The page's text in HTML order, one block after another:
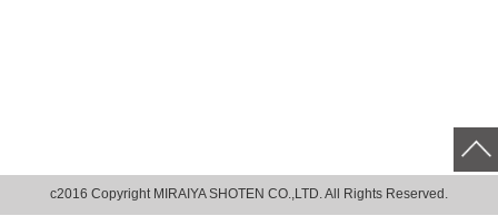
c2016 Copyright MIRAIYA SHOTEN CO.,LTD. All Rights Reserved.